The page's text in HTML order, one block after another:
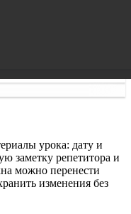
урока: дату и
заметку репетитора и
можно перенести
изменения без